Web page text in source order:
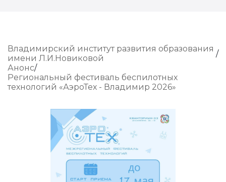
Владимирский институт развития образования
имени Л.И.Новиковой
Анонс
Региональный фестиваль беспилотных
технологий «АэроТех - Владимир 2026»